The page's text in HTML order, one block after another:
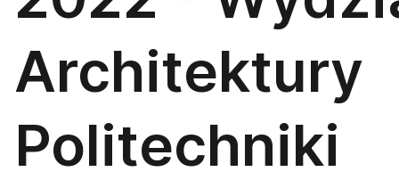
Architektury
Politechniki